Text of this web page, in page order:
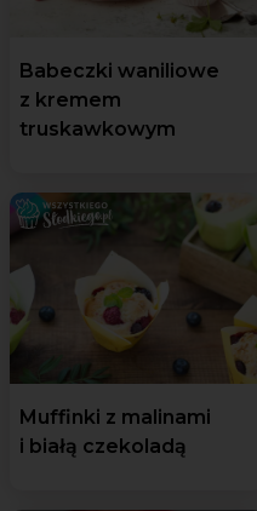
Babeczki waniliowe
z kremem
truskawkowym
Muffinki z malinami
i białą czekoladą